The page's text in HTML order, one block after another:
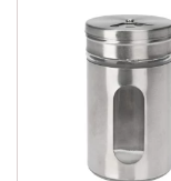
Poháre a
Príslušenstvo
Kuchynské
Džbány a